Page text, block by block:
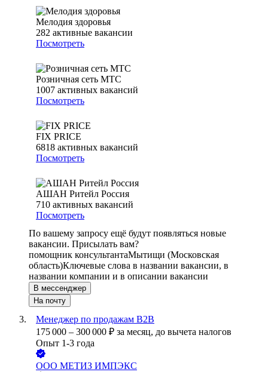
Мелодия здоровья
282 активные вакансии
Посмотреть
Розничная сеть МТС
1007 активных вакансий
Посмотреть
FIX PRICE
6818 активных вакансий
Посмотреть
АШАН Ритейл Россия
710 активных вакансий
Посмотреть
По вашему запросу ещё будут появляться новые
вакансии. Присылать вам?
помощник консультантаМытищи (Московская
область)Ключевые слова в названии вакансии, в
названии компании и в описании вакансии
В мессенджер
На почту
Менеджер по продажам B2B
175 000 – 300 000 ₽ за месяц, до вычета налогов
Опыт 1-3 года
ООО МЕТИЗ ИМПЭКС